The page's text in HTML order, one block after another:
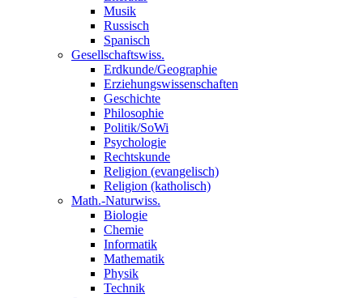
Musik
Russisch
Spanisch
Gesellschaftswiss.
Erdkunde/Geographie
Erziehungswissenschaften
Geschichte
Philosophie
Politik/SoWi
Psychologie
Rechtskunde
Religion (evangelisch)
Religion (katholisch)
Math.-Naturwiss.
Biologie
Chemie
Informatik
Mathematik
Physik
Technik